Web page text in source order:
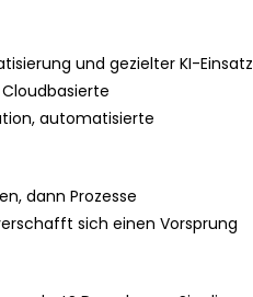
und gezielter KI-Einsatz
automatisierte
dann Prozesse
sich einen Vorsprung